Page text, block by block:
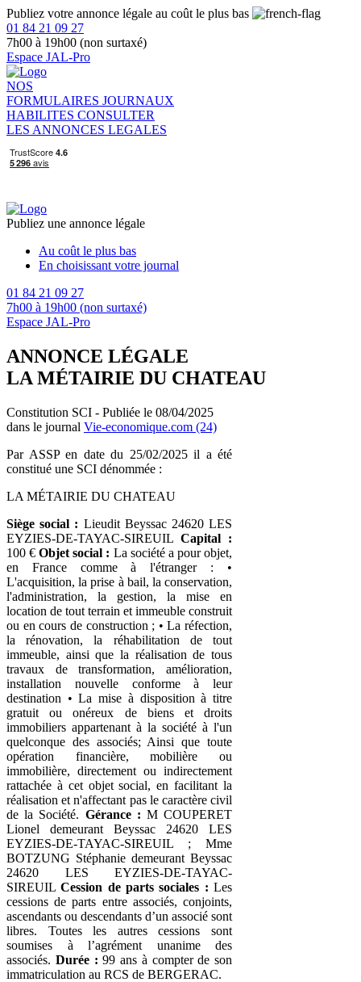
Publiez votre annonce légale au coût le plus bas
01 84 21 09 27
7h00 à 19h00 (non surtaxé)
Espace JAL-Pro
NOS
FORMULAIRES JOURNAUX
HABILITES CONSULTER
LES ANNONCES LEGALES
Publiez une annonce légale
Au coût le plus bas
En choisissant votre journal
01 84 21 09 27
7h00 à 19h00 (non surtaxé)
Espace JAL-Pro
ANNONCE LÉGALE
LA MÉTAIRIE DU CHATEAU
Constitution SCI - Publiée le 08/04/2025
dans le journal Vie-economique.com (24)
Par ASSP en date du 25/02/2025 il a été
constitué une SCI dénommée :
LA MÉTAIRIE DU CHATEAU
Siège social : Lieudit Beyssac 24620 LES
EYZIES-DE-TAYAC-SIREUIL Capital :
100 €Objet social : La société a pour objet,
en France comme à l'étranger : •
L'acquisition, la prise à bail, la conservation,
l'administration, la gestion, la mise en
location de tout terrain et immeuble construit
ou en cours de construction ; • La réfection,
la rénovation, la réhabilitation de tout
immeuble, ainsi que la réalisation de tous
travaux de transformation, amélioration,
installation nouvelle conforme à leur
destination • La mise à disposition à titre
gratuit ou onéreux de biens et droits
immobiliers appartenant à la société à l'un
quelconque des associés; Ainsi que toute
opération financière, mobilière ou
immobilière, directement ou indirectement
rattachée à cet objet social, en facilitant la
réalisation et n'affectant pas le caractère civil
de la Société. Gérance : M COUPERET
Lionel demeurant Beyssac 24620 LES
EYZIES-DE-TAYAC-SIREUIL ; Mme
BOTZUNG Stéphanie demeurant Beyssac
24620 LES EYZIES-DE-TAYAC-
SIREUILCession de parts sociales : Les
cessions de parts entre associés, conjoints,
ascendants ou descendants d’un associé sont
libres. Toutes les autres cessions sont
soumises à l’agrément unanime des
associés. Durée : 99 ans à compter de son
immatriculation au RCS de BERGERAC.